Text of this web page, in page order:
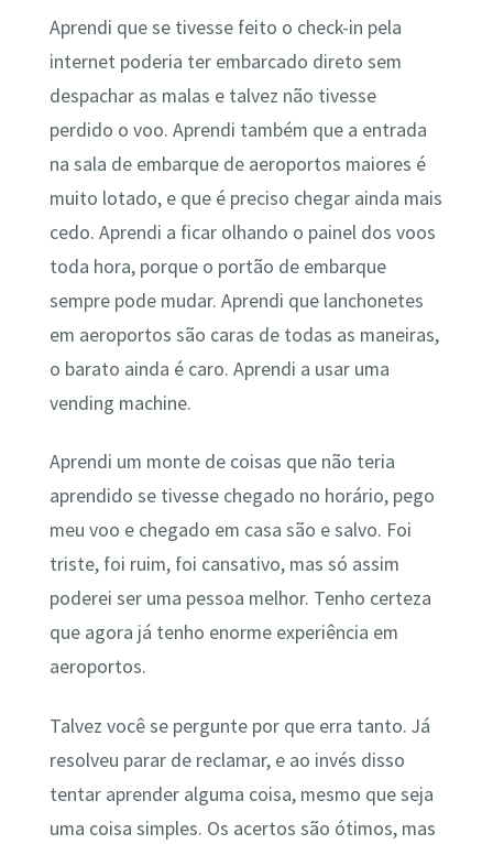
Aprendi que se tivesse feito o check-in pela
internet poderia ter embarcado direto sem
despachar as malas e talvez não tivesse
perdido o voo. Aprendi também que a entrada
na sala de embarque de aeroportos maiores é
muito lotado, e que é preciso chegar ainda mais
cedo. Aprendi a ficar olhando o painel dos voos
toda hora, porque o portão de embarque
sempre pode mudar. Aprendi que lanchonetes
em aeroportos são caras de todas as maneiras,
o barato ainda é caro. Aprendi a usar uma
vending machine.
Aprendi um monte de coisas que não teria
aprendido se tivesse chegado no horário, pego
meu voo e chegado em casa são e salvo. Foi
triste, foi ruim, foi cansativo, mas só assim
poderei ser uma pessoa melhor. Tenho certeza
que agora já tenho enorme experiência em
aeroportos.
Talvez você se pergunte por que erra tanto. Já
resolveu parar de reclamar, e ao invés disso
tentar aprender alguma coisa, mesmo que seja
uma coisa simples. Os acertos são ótimos, mas